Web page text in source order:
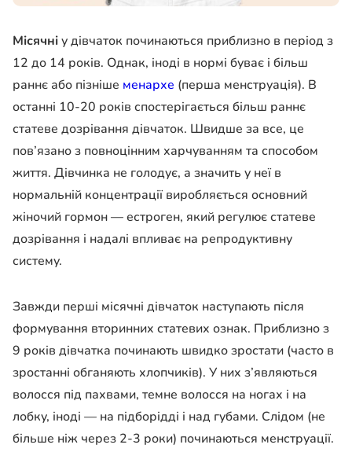
Місячніу дівчаток починаються приблизно в період з
12 до 14 років. Однак, іноді в нормі буває і більш
раннє або пізніше менархе (перша менструація). В
останні 10-20 років спостерігається більш раннє
статеве дозрівання дівчаток. Швидше за все, це
пов’язано з повноцінним харчуванням та способом
життя. Дівчинка не голодує, а значить у неї в
нормальній концентрації виробляється основний
жіночий гормон — естроген, який регулює статеве
дозрівання і надалі впливає на репродуктивну
систему.
Завжди перші місячні дівчаток наступають після
формування вторинних статевих ознак. Приблизно з
9 років дівчатка починають швидко зростати (часто в
зростанні обганяють хлопчиків). У них з’являються
волосся під пахвами, темне волосся на ногах і на
лобку, іноді — на підборідді і над губами. Слідом (не
більше ніж через 2-3 роки) починаються менструації.